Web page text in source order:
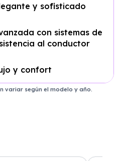
y sofisticado
con sistemas de
al conductor
y confort
variar según el modelo y año.